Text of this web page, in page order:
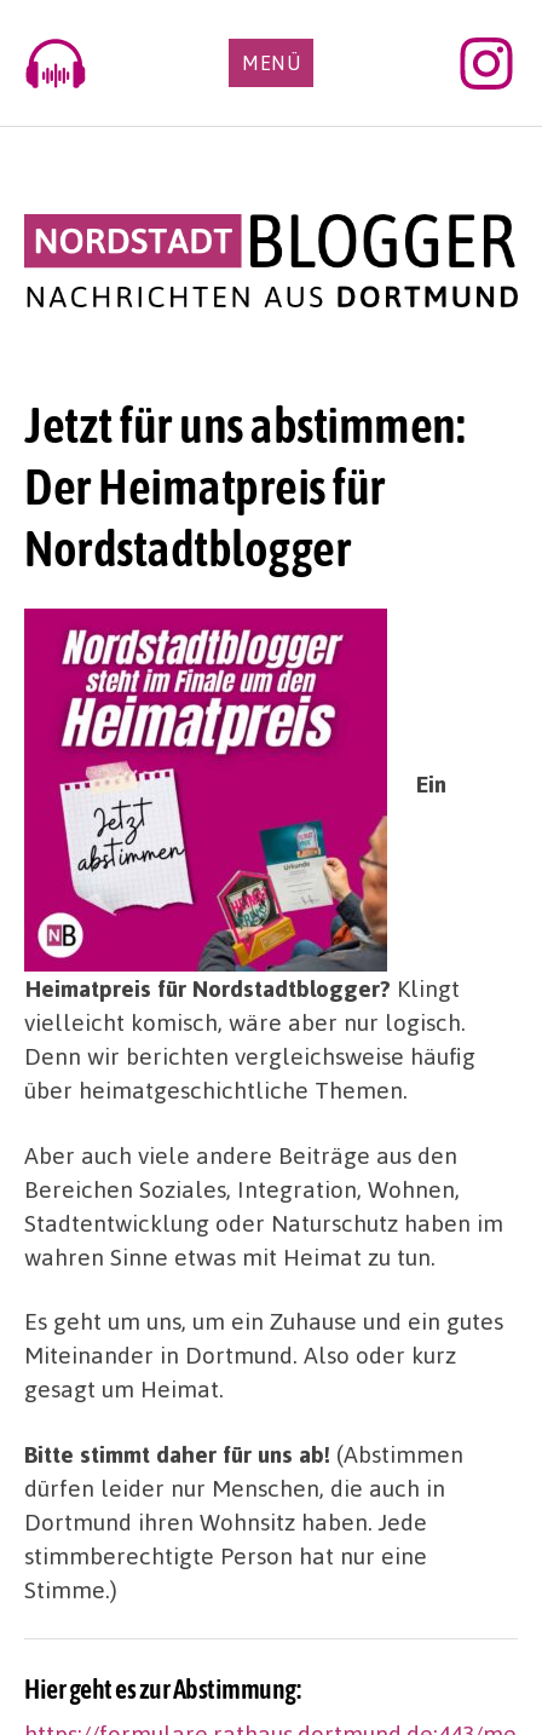
content
MENÜ
Jetzt für uns abstimmen:
Der Heimatpreis für
Nordstadtblogger
Ein
Heimatpreis für Nordstadtblogger? Klingt
vielleicht komisch, wäre aber nur logisch.
Denn wir berichten vergleichsweise häufig
über heimatgeschichtliche Themen.
Aber auch viele andere Beiträge aus den
Bereichen Soziales, Integration, Wohnen,
Stadtentwicklung oder Naturschutz haben im
wahren Sinne etwas mit Heimat zu tun.
Es geht um uns, um ein Zuhause und ein gutes
Miteinander in Dortmund. Also oder kurz
gesagt um Heimat.
Bitte stimmt daher für uns ab! (Abstimmen
dürfen leider nur Menschen, die auch in
Dortmund ihren Wohnsitz haben. Jede
stimmberechtigte Person hat nur eine
Stimme.)
Hier geht es zur Abstimmung: